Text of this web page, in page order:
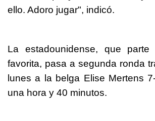
ello. Adoro jugar", indicó.
La estadounidense, que parte
favorita, pasa a segunda ronda
lunes a la belga Elise Mertens
una hora y 40 minutos.